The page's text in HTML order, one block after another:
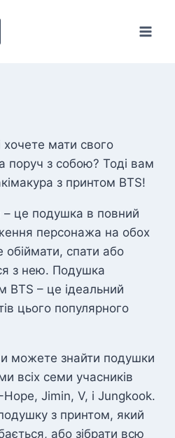
хочете мати свого
поруч з собою? Тоді вам
з принтом BTS!
це подушка в повний
персонажа на обох
спати або
з нею. Подушка
BTS – це ідеальний
цього популярного
можете знайти подушки
всіх семи учасників
Jimin, V, і Jungkook.
з принтом, який
або зібрати всю